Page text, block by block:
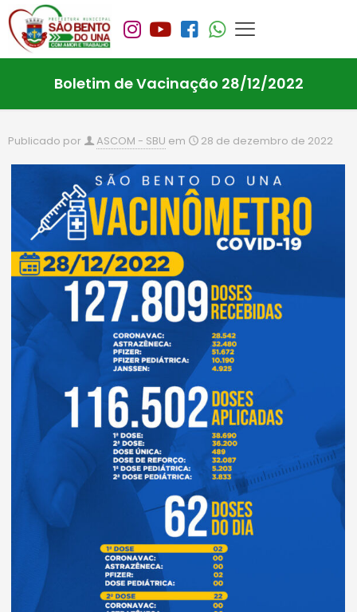
Boletim de Vacinação 28/12/2022
Publicado por ASCOM - SBU em 28 de dezembro de 2022